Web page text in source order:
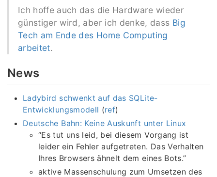
Ich hoffe auch das die Hardware wieder
günstiger wird, aber ich denke, dass Big
Tech am Ende des Home Computing
arbeitet.
News
Ladybird schwenkt auf das SQLite-
Entwicklungsmodell (ref)
Deutsche Bahn: Keine Auskunft unter Linux
“Es tut uns leid, bei diesem Vorgang ist
leider ein Fehler aufgetreten. Das Verhalten
Ihres Browsers ähnelt dem eines Bots.”
aktive Massenschulung zum Umsetzen des